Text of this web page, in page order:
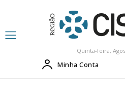
Quinta-feira,
Minha Conta